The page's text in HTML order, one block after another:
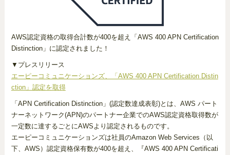
AWS認定資格の取得合計数が400を超え「AWS 400 APN Certification
Distinction」に認定されました！
▼プレスリリース
エーピーコミュニケーションズ、「AWS 400 APN Certification Distin
ction」認定を取得
「APN Certification Distinction」(認定数達成表彰)とは、AWS パート
ナーネットワーク(APN)のパートナー企業でのAWS認定資格取得数が
一定数に達するごとにAWSより認定されるものです。
エーピーコミュニケーションズは社員のAmazon Web Services（以
下、AWS）認定資格保有数が400を超え、『AWS 400 APN Certificati